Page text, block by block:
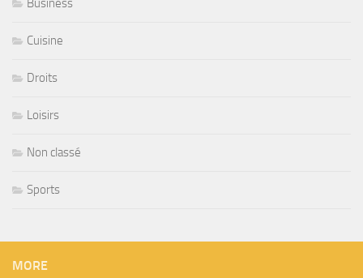
Business
Cuisine
Droits
Loisirs
Non classé
Sports
MORE